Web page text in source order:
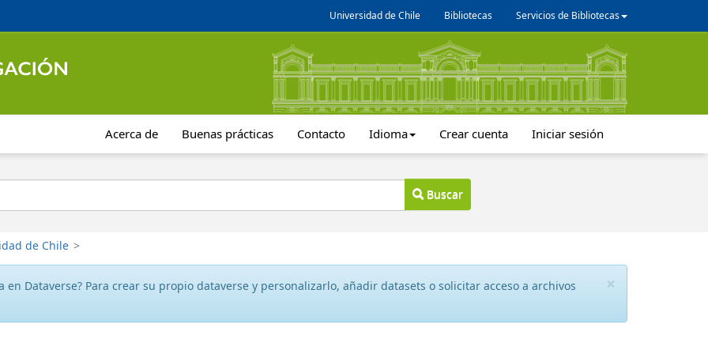
Universidad de Chile Bibliotecas Servicios de Bibliotecas
Acerca de Buenas prácticas Contacto Idioma Crear cuenta Iniciar sesión
Buscar
de Chile >
×
en Dataverse? Para crear su propio dataverse y personalizarlo, añadir datasets o solicitar acceso a archivos